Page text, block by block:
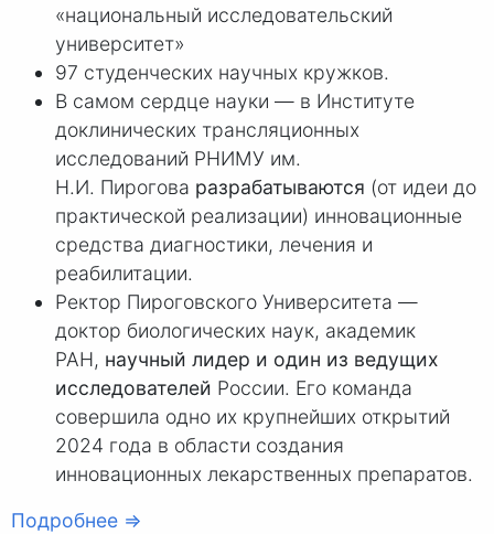
«национальный исследовательский
университет»
97 студенческих научных кружков.
В самом сердце науки — в Институте
доклинических трансляционных
исследований РНИМУ им.
Н.И. Пирогова разрабатываются (от идеи до
практической реализации) инновационные
средства диагностики, лечения и
реабилитации.
Ректор Пироговского Университета —
доктор биологических наук, академик
РАН, научный лидер и один из ведущих
исследователей России. Его команда
совершила одно их крупнейших открытий
2024 года в области создания
инновационных лекарственных препаратов.
Подробнее ⇒